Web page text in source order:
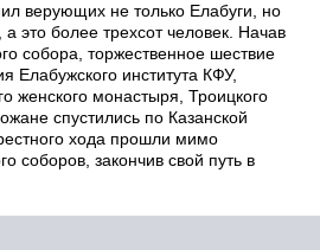
верующих не только Елабуги, но
это более трехсот человек. Начав
собора, торжественное шествие
Елабужского института КФУ,
женского монастыря, Троицкого
спустились по Казанской
хода прошли мимо
соборов, закончив свой путь в